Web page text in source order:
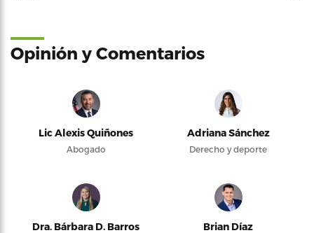
Opinión y Comentarios
Lic Alexis Quiñones
Abogado
Adriana Sánchez
Derecho y deporte
Dra. Bárbara D. Barros Brian Díaz